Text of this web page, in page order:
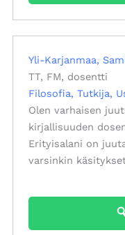
Yli-Karjanmaa,
TT, FM, dosentti
Filosofia Tutkija
Olen varhaisen
kirjallisuuden
Erityisalani on
varsinkin